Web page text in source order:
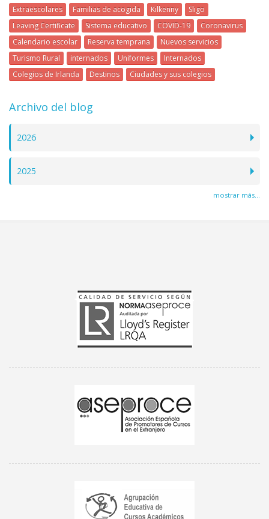
Extraescolares
Familias de acogida Kilkenny
Sligo
Leaving Certificate
Sistema educativo COVID-19
Coronavirus
Calendario escolar
Reserva temprana
Nuevos servicios
Turismo Rural
internados Uniformes
Internados
Colegios de Irlanda
Destinos Ciudades y sus colegios
Archivo del blog
2026
2025
mostrar más...